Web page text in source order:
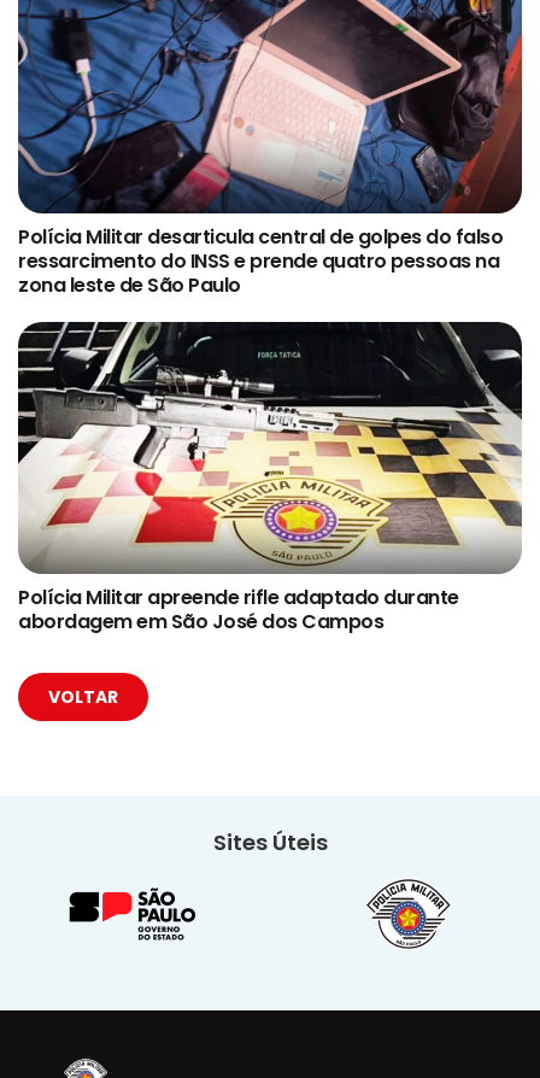
Polícia Militar desarticula central de golpes do falso
ressarcimento do INSS e prende quatro pessoas na
zona leste de São Paulo
Polícia Militar apreende rifle adaptado durante
abordagem em São José dos Campos
VOLTAR
Sites Úteis